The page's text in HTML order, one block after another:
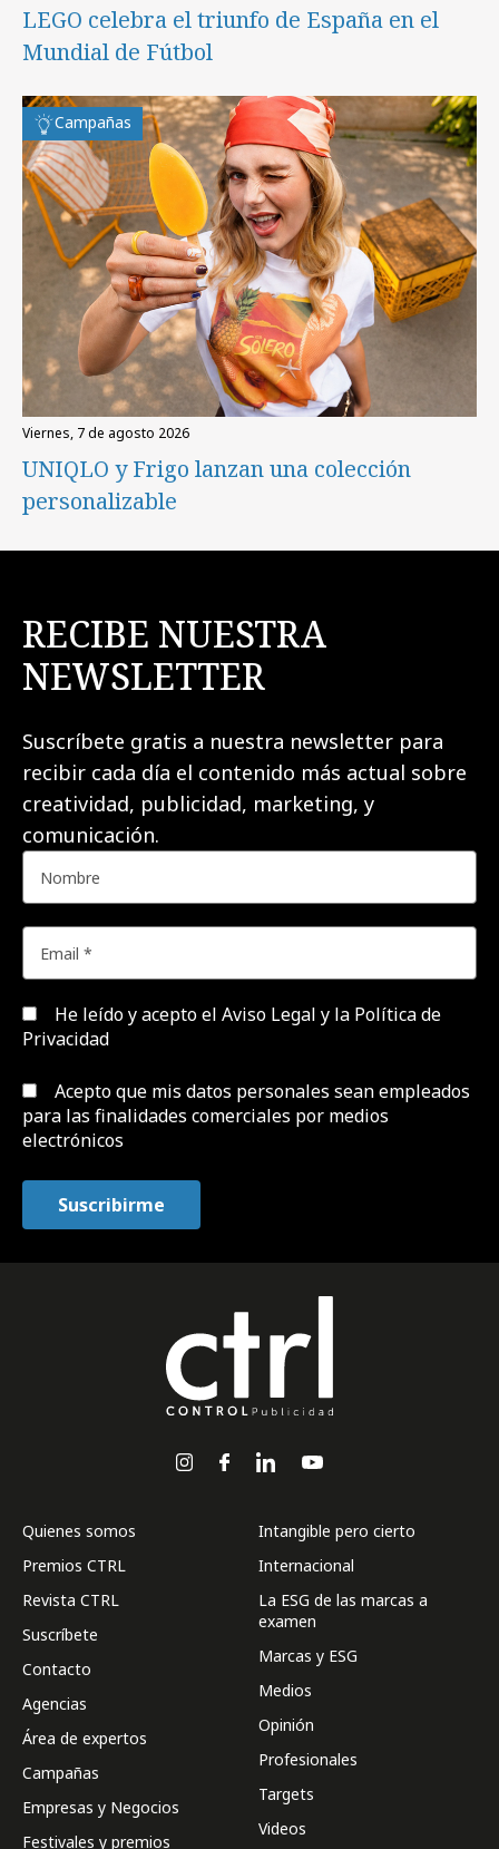
LEGO celebra el triunfo de España en el
Mundial de Fútbol
Campañas
viernes, 7 de agosto 2026
UNIQLO y Frigo lanzan una colección
personalizable
RECIBE NUESTRA
NEWSLETTER
Suscríbete gratis a nuestra newsletter para
recibir cada día el contenido más actual sobre
creatividad, publicidad, marketing, y
comunicación.
He leído y acepto el Aviso Legal y la Política de
Privacidad
Acepto que mis datos personales sean empleados
para las finalidades comerciales por medios
electrónicos
Quienes somos
Premios CTRL
Revista CTRL
Suscríbete
Contacto
Agencias
Área de expertos
Campañas
Empresas y Negocios
Festivales y premios
Intangible pero cierto
Internacional
La ESG de las marcas a
examen
Marcas y ESG
Medios
Opinión
Profesionales
Targets
Videos